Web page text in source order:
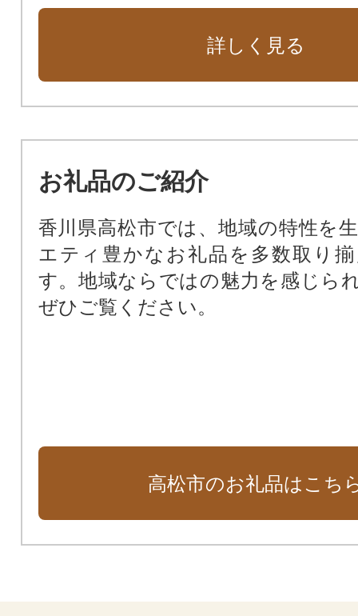
揮できるまちに関する事業
７ その他市長が必要と認める事業
詳しく見る
お礼品のご紹介
香川県高松市では、地域の特性を
エティ豊かなお礼品を多数取り
す。地域ならではの魅力を感じら
ぜひご覧ください。
高松市のお礼品はこち